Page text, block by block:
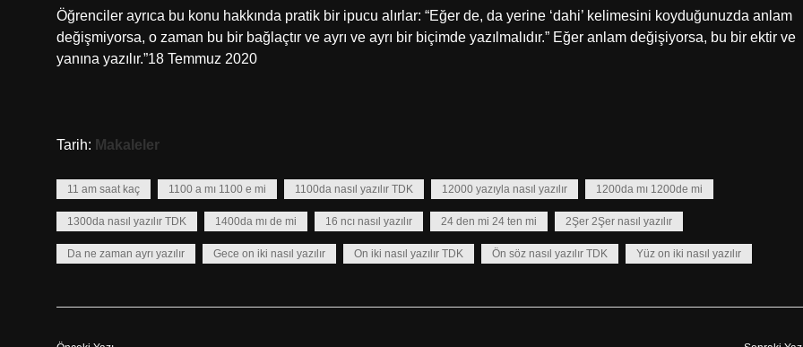
Öğrenciler ayrıca bu konu hakkında pratik bir ipucu alırlar: “Eğer de, da yerine ‘dahi’ kelimesini koyduğunuzda anlam
değişmiyorsa, o zaman bu bir bağlaçtır ve ayrı ve ayrı bir biçimde yazılmalıdır.” Eğer anlam değişiyorsa, bu bir ektir ve
yanına yazılır.”18 Temmuz 2020
Tarih: Makaleler
11 am saat kaç 1100 a mı 1100 e mi 1100da nasıl yazılır TDK 12000 yazıyla nasıl yazılır 1200da mı 1200de mi
1300da nasıl yazılır TDK 1400da mı de mi 16 ncı nasıl yazılır 24 den mi 24 ten mi 2Şer 2Şer nasıl yazılır
Da ne zaman ayrı yazılır Gece on iki nasıl yazılır On iki nasıl yazılır TDK Ön söz nasıl yazılır TDK Yüz on iki nasıl yazılır